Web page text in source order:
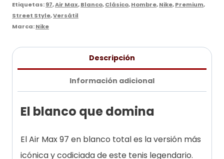
Etiquetas:97,Air Max,Blanco,Clásico,Hombre,Nike,Premium,
Street Style,Versátil
Marca:Nike
Descripción
Información adicional
El blanco que domina
El Air Max 97 en blanco total es la versión más
icónica y codiciada de este tenis legendario.